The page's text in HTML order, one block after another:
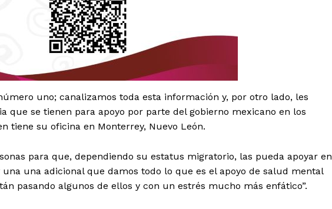
Del Siglo
SUSCRÍBETE AHORA
Contacto
Políticas del Sitio
Información Propietaria / Financiación
uno; canalizamos toda esta información y, por otro lado, les
que se tienen para apoyo por parte del gobierno mexicano en los
tiene su oficina en Monterrey, Nuevo León.
para que, dependiendo su estatus migratorio, las pueda apoyar en
una una adicional que damos todo lo que es el apoyo de salud mental
pasando algunos de ellos y con un estrés mucho más enfático”.